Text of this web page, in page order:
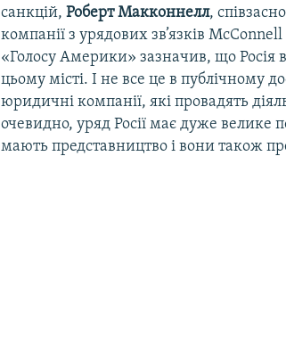
санкцій,Роберт Макконнелл,
компанії з урядових зв’язків
«Голосу Америки» зазначив, що Росія
цьому місті. І не все це в публічному
юридичні компанії, які провадять
очевидно, уряд Росії має дуже велике
мають представництво і вони також